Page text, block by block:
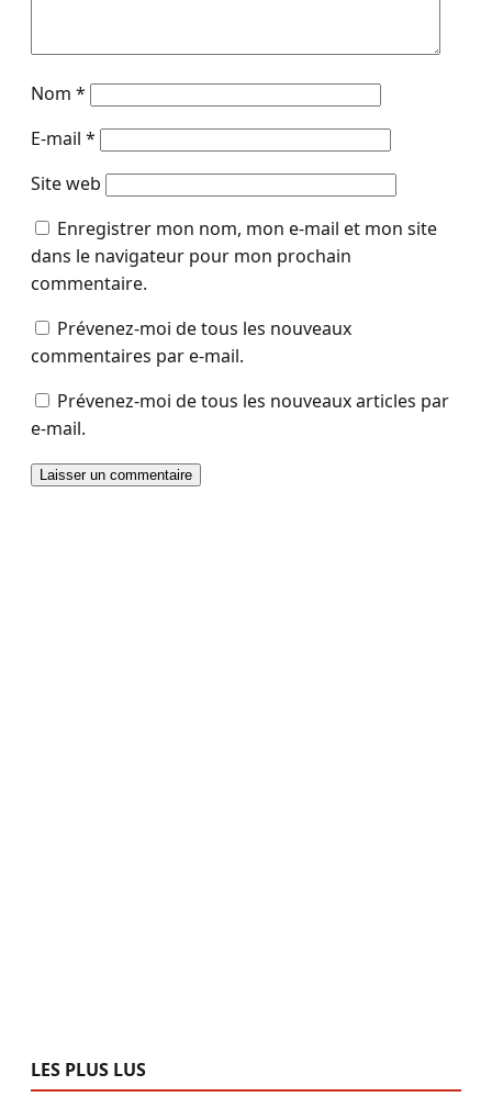
Nom *
E-mail *
Site web
Enregistrer mon nom, mon e-mail et mon site
dans le navigateur pour mon prochain
commentaire.
Prévenez-moi de tous les nouveaux
commentaires par e-mail.
Prévenez-moi de tous les nouveaux articles par
e-mail.
LES PLUS LUS